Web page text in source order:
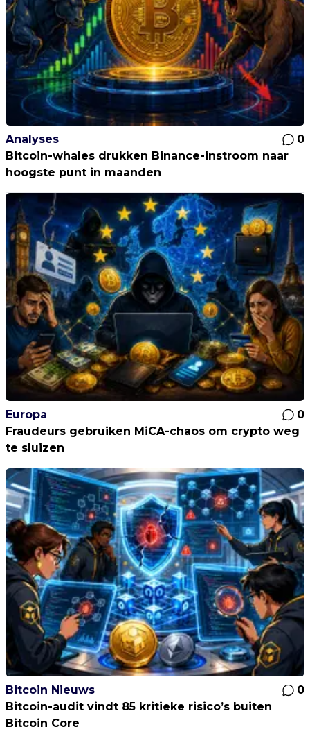
Analyses
0
Bitcoin-whales drukken Binance-instroom naar
hoogste punt in maanden
Europa
0
Fraudeurs gebruiken MiCA-chaos om crypto weg
te sluizen
Bitcoin Nieuws
0
Bitcoin-audit vindt 85 kritieke risico’s buiten
Bitcoin Core